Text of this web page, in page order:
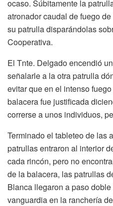
ocaso. Súbitamente la
atronador caudal de fuego
su patrulla disparándolas
Cooperativa.
El Tnte. Delgado encendió
señalarle a la otra patrulla
evitar que en el intenso
balacera fue justificada
correrse a unos individuos,
Terminado el tableteo de las
patrullas entraron al interior
cada rincón, pero no
de la balacera, las patrullas
Blanca llegaron a paso
vanguardia en la ranchería